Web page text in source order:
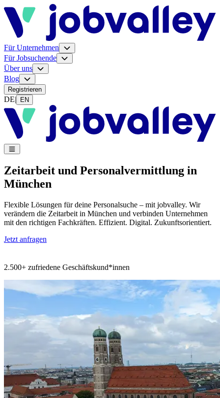
Für Unternehmen
Für Jobsuchende
Über uns
Blog
Registrieren
DE| EN
Zeitarbeit und Personalvermittlung in
München
Flexible Lösungen für deine Personalsuche – mit jobvalley. Wir
verändern die Zeitarbeit in München und verbinden Unternehmen
mit den richtigen Fachkräften. Effizient. Digital. Zukunftsorientiert.
Jetzt anfragen
2.500+ zufriedene Geschäftskund*innen